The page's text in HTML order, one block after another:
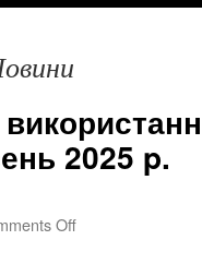
2025 p.
Offon